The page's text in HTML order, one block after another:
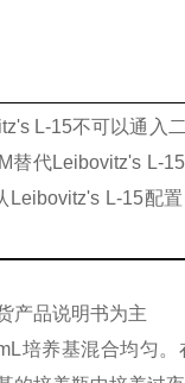
L-15不可以通入
替代Leibovitz's L-
L-15配
产品说明书为主
培养基混合均匀